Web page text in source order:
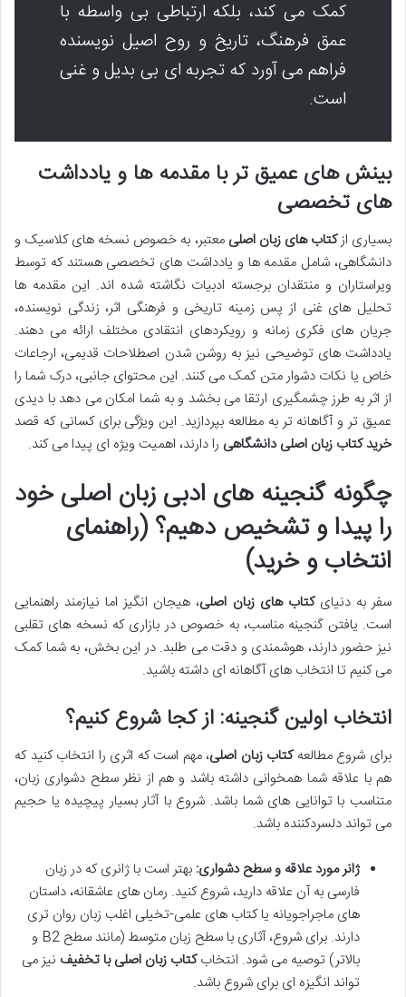
کمک می کند، بلکه ارتباطی بی واسطه با
عمق فرهنگ، تاریخ و روح اصیل نویسنده
فراهم می آورد که تجربه ای بی بدیل و غنی
است.
بینش های عمیق تر با مقدمه ها و یادداشت
های تخصصی
بسیاری ازکتاب های زبان اصلی معتبر، به خصوص نسخه های کلاسیک و
دانشگاهی، شامل مقدمه ها و یادداشت های تخصصی هستند که توسط
ویراستاران و منتقدان برجسته ادبیات نگاشته شده اند. این مقدمه ها
تحلیل های غنی از پس زمینه تاریخی و فرهنگی اثر، زندگی نویسنده،
جریان های فکری زمانه و رویکردهای انتقادی مختلف ارائه می دهند.
یادداشت های توضیحی نیز به روشن شدن اصطلاحات قدیمی، ارجاعات
خاص یا نکات دشوار متن کمک می کنند. این محتوای جانبی، درک شما را
از اثر به طرز چشمگیری ارتقا می بخشد و به شما امکان می دهد با دیدی
عمیق تر و آگاهانه تر به مطالعه بپردازید. این ویژگی برای کسانی که قصد
خرید کتاب زبان اصلی دانشگاهی را دارند، اهمیت ویژه ای پیدا می کند.
چگونه گنجینه های ادبی زبان اصلی خود
را پیدا و تشخیص دهیم؟ (راهنمای
انتخاب و خرید)
سفر به دنیایکتاب های زبان اصلی، هیجان انگیز اما نیازمند راهنمایی
است. یافتن گنجینه مناسب، به خصوص در بازاری که نسخه های تقلبی
نیز حضور دارند، هوشمندی و دقت می طلبد. در این بخش، به شما کمک
می کنیم تا انتخاب های آگاهانه ای داشته باشید.
انتخاب اولین گنجینه: از کجا شروع کنیم؟
برای شروع مطالعهکتاب زبان اصلی، مهم است که اثری را انتخاب کنید که
هم با علاقه شما همخوانی داشته باشد و هم از نظر سطح دشواری زبان،
متناسب با توانایی های شما باشد. شروع با آثار بسیار پیچیده یا حجیم
می تواند دلسردکننده باشد.
ژانر مورد علاقه و سطح دشواری: بهتر است با ژانری که در زبان
فارسی به آن علاقه دارید، شروع کنید. رمان های عاشقانه، داستان
های ماجراجویانه یا کتاب های علمی-تخیلی اغلب زبان روان تری
دارند. برای شروع، آثاری با سطح زبان متوسط (مانند سطح B2 و
بالاتر) توصیه می شود. انتخابکتاب زبان اصلی با تخفیف نیز می
تواند انگیزه ای برای شروع باشد.